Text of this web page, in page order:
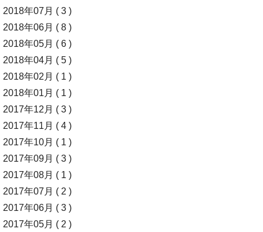
2018年07月 ( 3 )
2018年06月 ( 8 )
2018年05月 ( 6 )
2018年04月 ( 5 )
2018年02月 ( 1 )
2018年01月 ( 1 )
2017年12月 ( 3 )
2017年11月 ( 4 )
2017年10月 ( 1 )
2017年09月 ( 3 )
2017年08月 ( 1 )
2017年07月 ( 2 )
2017年06月 ( 3 )
2017年05月 ( 2 )